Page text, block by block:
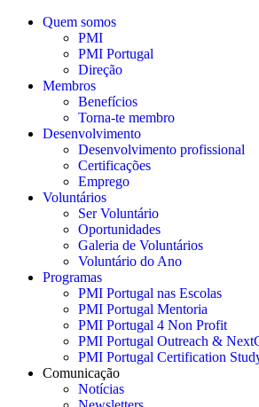
Quem somos
PMI
PMI Portugal
Direção
Membros
Benefícios
Torna-te membro
Desenvolvimento
Desenvolvimento profissional
Certificações
Emprego
Voluntários
Ser Voluntário
Oportunidades
Galeria de Voluntários
Voluntário do Ano
Programas
PMI Portugal nas Escolas
PMI Portugal Mentoria
PMI Portugal 4 Non Profit
PMI Portugal Outreach &
PMI Portugal Certification
Comunicação
Notícias